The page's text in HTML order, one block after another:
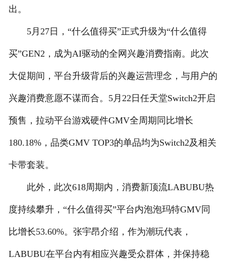
出。
5月27日，“什么值得买”正式升级为“什么值得
买”GEN2，成为AI驱动的全网兴趣消费指南。此次
大促期间，平台升级背后的兴趣运营理念，与用户的
兴趣消费意愿不谋而合。5月22日任天堂Switch2开启
预售，拉动平台游戏硬件GMV全周期同比增长
180.18%，品类GMV TOP3的单品均为Switch2及相关
卡带套装。
此外，此次618周期内，消费新顶流LABUBU热
度持续攀升，“什么值得买”平台内泡泡玛特GMV同
比增长53.60%。张宇昂介绍，作为潮玩代表，
LABUBU在平台内有相应兴趣受众群体，并保持稳